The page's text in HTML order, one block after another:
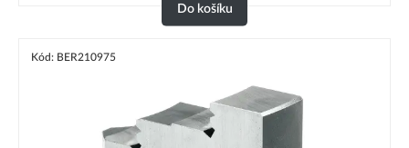
Do košíku
Kód: BER210975